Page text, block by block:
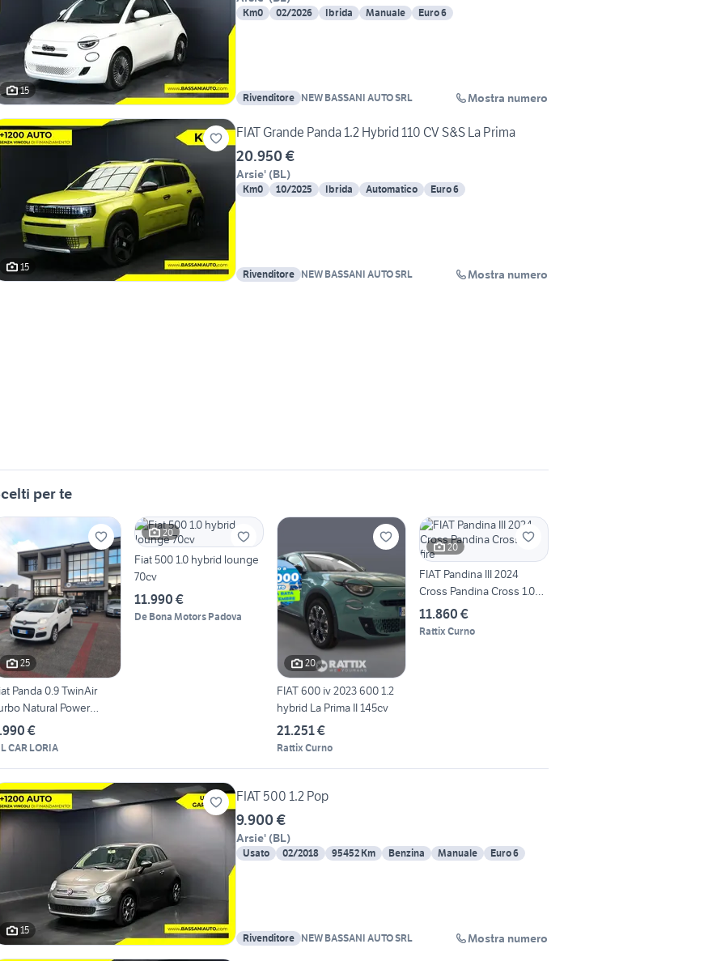
15
Km0 02/2026 Ibrida Manuale Euro 6
Rivenditore NEW BASSANI AUTO SRL Mostra numero
15
FIAT Grande Panda 1.2 Hybrid 110 CV S&S La Prima
20.950 €
Arsie' (BL)
Km0 10/2025 Ibrida Automatico Euro 6
Rivenditore NEW BASSANI AUTO SRL Mostra numero
per te
25
Panda 0.9 TwinAir
Natural Power
€
CAR LORIA
20
Fiat 500 1.0 hybrid lounge
70cv
11.990 €
De Bona Motors Padova
20
FIAT 600 iv 2023 600 1.2
hybrid La Prima II 145cv
21.251 €
Rattix Curno
20
FIAT Pandina III 2024
Cross Pandina Cross 1.0
fire
11.860 €
Rattix Curno
15
FIAT 500 1.2 Pop
9.900 €
Arsie' (BL)
Usato 02/2018 95452 Km Benzina Manuale Euro 6
Rivenditore NEW BASSANI AUTO SRL Mostra numero